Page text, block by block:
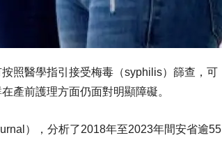
照醫學指引接受梅毒（syphilis）篩查，可
產前護理方面仍面對明顯障礙。
），分析了2018年至2023年間安省逾55